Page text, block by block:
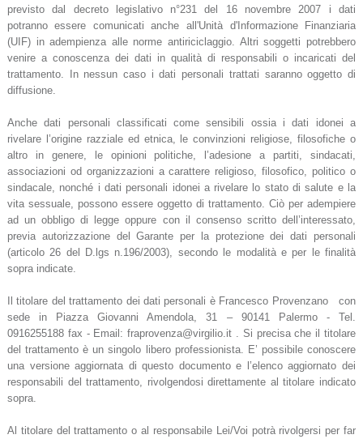
previsto dal decreto legislativo n°231 del 16 novembre 2007 i dati
potranno essere comunicati anche all'Unità d'Informazione Finanziaria
(UIF) in adempienza alle norme antiriciclaggio. Altri soggetti potrebbero
venire a conoscenza dei dati in qualità di responsabili o incaricati del
trattamento. In nessun caso i dati personali trattati saranno oggetto di
diffusione.
Anche dati personali classificati come sensibili ossia i dati idonei a
rivelare l’origine razziale ed etnica, le convinzioni religiose, filosofiche o
altro in genere, le opinioni politiche, l’adesione a partiti, sindacati,
associazioni od organizzazioni a carattere religioso, filosofico, politico o
sindacale, nonché i dati personali idonei a rivelare lo stato di salute e la
vita sessuale, possono essere oggetto di trattamento. Ciò per adempiere
ad un obbligo di legge oppure con il consenso scritto dell’interessato,
previa autorizzazione del Garante per la protezione dei dati personali
(articolo 26 del D.lgs n.196/2003), secondo le modalità e per le finalità
sopra indicate.
Il titolare del trattamento dei dati personali è Francesco Provenzano con
sede in Piazza Giovanni Amendola, 31 – 90141 Palermo - Tel.
0916255188 fax - Email: fraprovenza@virgilio.it . Si precisa che il titolare
del trattamento è un singolo libero professionista. E’ possibile conoscere
una versione aggiornata di questo documento e l’elenco aggiornato dei
responsabili del trattamento, rivolgendosi direttamente al titolare indicato
sopra.
Al titolare del trattamento o al responsabile Lei/Voi potrà rivolgersi per far